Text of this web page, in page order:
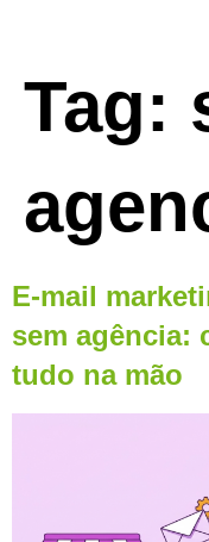
Tag:
E-mail
sem agência:
tudo na mão